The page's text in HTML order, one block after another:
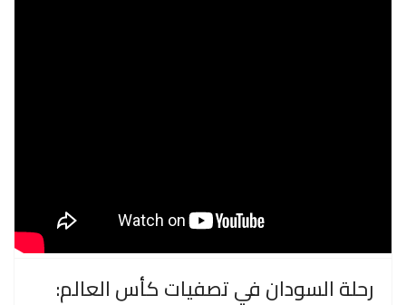
رحلة السودان في تصفيات كأس العالم: